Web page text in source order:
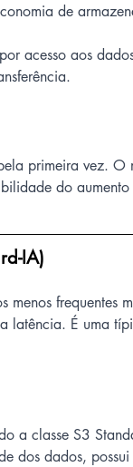
de
acesso aos
primeira vez.
do
IA)
frequentes
latência. É uma
a classe S3
dos dados,